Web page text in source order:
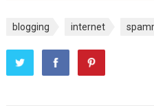
blogging internet